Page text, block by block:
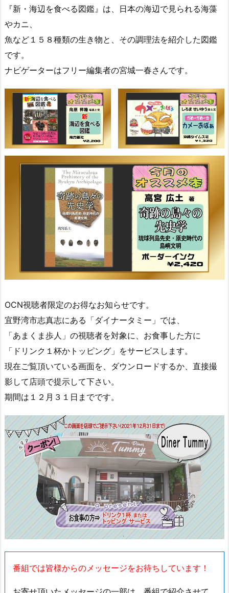
『新・海辺を食べる図鑑』は、日本の海辺で見られる海藻
やカニ、
魚など１５８種類の生き物と、その調理法を紹介した図鑑
です。
ナビゲーターはフリー編集者の宮城一春さんです。
OCN視聴者限定のお得なお知らせです。
宜野湾市志真志にある「ダイナータミー」では、
「あまくま歩人」の視聴者を対象に、お食事した方に
「ドリンク１杯かトッピング」をサービスします。
現在ご覧頂いている画面を、ダウンロードするか、直接撮
影して店頭で提示して下さい。
期間は１２月３１日までです。
番組では皆様からのメッセージをお待ちしています！